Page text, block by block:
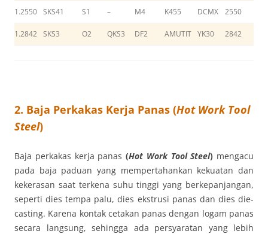
1.2550 SKS41 S1 – M4 K455 DCMX 2550
1.2842 SKS3 O2 QKS3 DF2 AMUTIT YK30 2842
2. Baja Perkakas Kerja Panas (Hot Work Tool
Steel)
Baja perkakas kerja panas (Hot Work Tool Steel) mengacu
pada baja paduan yang mempertahankan kekuatan dan
kekerasan saat terkena suhu tinggi yang berkepanjangan,
seperti dies tempa palu, dies ekstrusi panas dan dies die-
casting. Karena kontak cetakan panas dengan logam panas
secara langsung, sehingga ada persyaratan yang lebih